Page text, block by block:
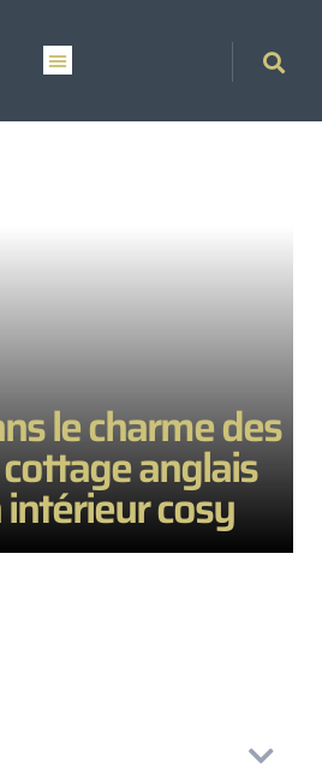
le charme des
anglais
cosy